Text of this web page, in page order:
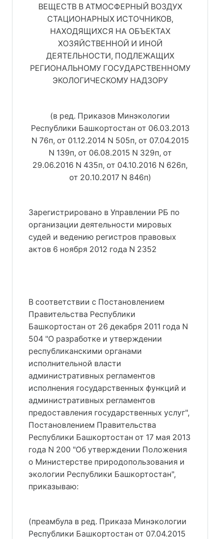
ВЕЩЕСТВ В АТМОСФЕРНЫЙ ВОЗДУХ
СТАЦИОНАРНЫХ ИСТОЧНИКОВ,
НАХОДЯЩИХСЯ НА ОБЪЕКТАХ
ХОЗЯЙСТВЕННОЙ И ИНОЙ
ДЕЯТЕЛЬНОСТИ, ПОДЛЕЖАЩИХ
РЕГИОНАЛЬНОМУ ГОСУДАРСТВЕННОМУ
ЭКОЛОГИЧЕСКОМУ НАДЗОРУ
(в ред. Приказов Минэкологии
Республики Башкортостан от 06.03.2013
N 76п, от 01.12.2014 N 505п, от 07.04.2015
N 139п, от 06.08.2015 N 329п, от
29.06.2016 N 435п, от 04.10.2016 N 626п,
от 20.10.2017 N 846п)
Зарегистрировано в Управлении РБ по
организации деятельности мировых
судей и ведению регистров правовых
актов 6 ноября 2012 года N 2352
В соответствии с Постановлением
Правительства Республики
Башкортостан от 26 декабря 2011 года N
504 "О разработке и утверждении
республиканскими органами
исполнительной власти
административных регламентов
исполнения государственных функций и
административных регламентов
предоставления государственных услуг",
Постановлением Правительства
Республики Башкортостан от 17 мая 2013
года N 200 "Об утверждении Положения
о Министерстве природопользования и
экологии Республики Башкортостан",
приказываю:
(преамбула в ред. Приказа Минэкологии
Республики Башкортостан от 07.04.2015